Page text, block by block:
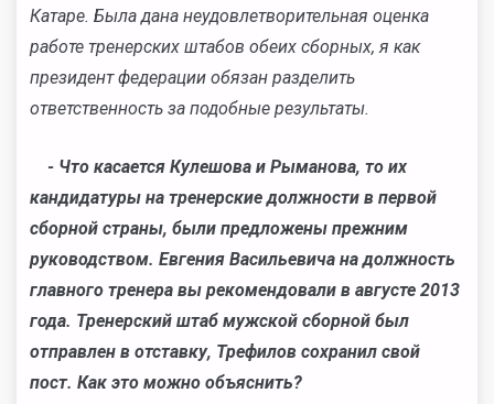
Катаре. Была дана неудовлетворительная оценка
работе тренерских штабов обеих сборных, я как
президент федерации обязан разделить
ответственность за подобные результаты.
- Что касается Кулешова и Рыманова, то их
кандидатуры на тренерские должности в первой
сборной страны, были предложены прежним
руководством. Евгения Васильевича на должность
главного тренера вы рекомендовали в августе 2013
года. Тренерский штаб мужской сборной был
отправлен в отставку, Трефилов сохранил свой
пост. Как это можно объяснить?